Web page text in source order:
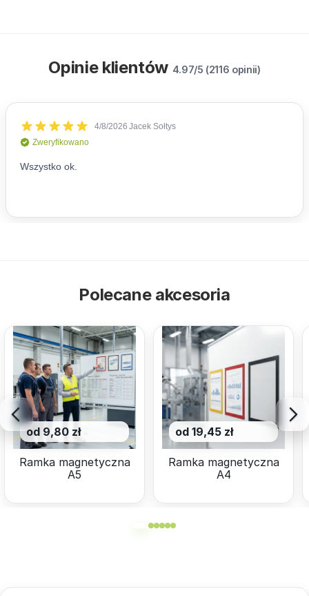
Opinie klientów 4.97/5 (2116 opinii)
Polecane akcesoria
od 9,80 zł
Ramka magnetyczna
A5
od 19,45 zł
Ramka magnetyczna
A4